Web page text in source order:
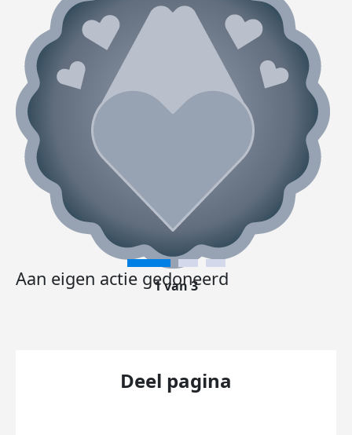
Aan eigen actie gedoneerd
1 van 3
Deel pagina